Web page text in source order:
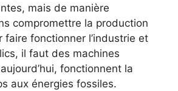
mais de manière
compromettre la production
faire fonctionner l’industrie et
il faut des machines
fonctionnent la
aux énergies fossiles.